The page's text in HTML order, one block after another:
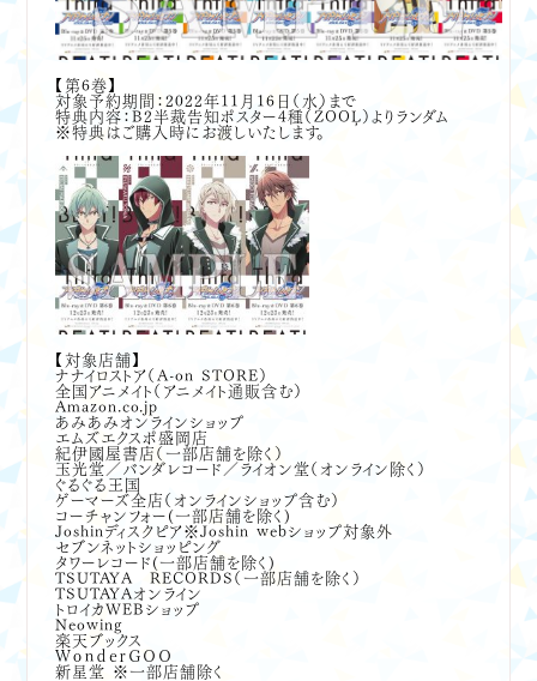
【第6巻】
対象予約期間：2022年11月16日（水）まで
特典内容：B2半裁告知ポスター4種（ŹOOĻ）よりランダム
※特典はご購入時にお渡しいたします。
【対象店舗】
ナナイロストア（A-on STORE）
全国アニメイト（アニメイト通販含む）
Amazon.co.jp
あみあみオンラインショップ
エムズエクスポ盛岡店
紀伊國屋書店（一部店舗を除く）
玉光堂／バンダレコード／ライオン堂（オンライン除く）
ぐるぐる王国
ゲーマーズ全店（オンラインショップ含む）
コーチャンフォー(一部店舗を除く)
Joshinディスクピア※Joshin webショップ対象外
セブンネットショッピング
タワーレコード(一部店舗を除く)
TSUTAYA RECORDS（一部店舗を除く）
TSUTAYAオンライン
トロイカWEBショップ
Neowing
楽天ブックス
ＷｏｎｄｅｒＧＯＯ
新星堂 ※一部店舗除く